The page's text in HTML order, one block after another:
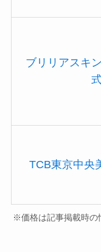
ブリリアスキ
TCB東京中央
※価格は記事掲載時の